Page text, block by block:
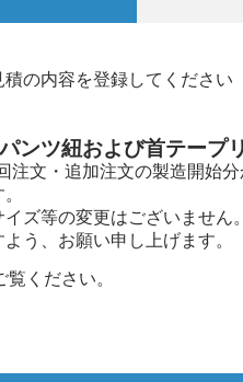
の内容を登録してください
ンツ紐および首テープ
注文・追加注文の製造開始
ズ等の変更はございません。
う、お願い申し上げます。
覧ください。